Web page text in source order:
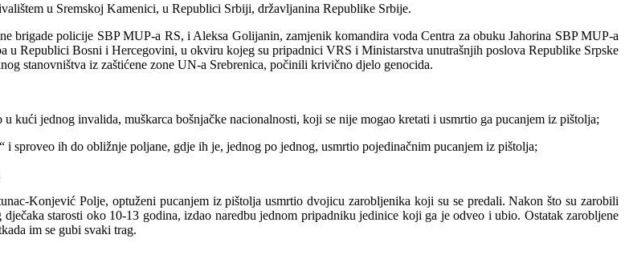
u Sremskoj Kamenici, u Republici Srbiji, državljanina Republike Srbije.
brigade policije SBP MUP-a RS, i Aleksa Golijanin, zamjenik komandira voda Centra za obuku Jahorina SBP MUP-a
u Republici Bosni i Hercegovini, u okviru kojeg su pripadnici VRS i Ministarstva unutrašnjih poslova Republike Srpske
stanovništva iz zaštićene zone UN-a Srebrenica, počinili krivično djelo genocida.
jednog invalida, muškarca bošnjačke nacionalnosti, koji se nije mogao kretati i usmrtio ga pucanjem iz pištolja;
ih do obližnje poljane, gdje ih je, jednog po jednog, usmrtio pojedinačnim pucanjem iz pištolja;
Polje, optuženi pucanjem iz pištolja usmrtio dvojicu zarobljenika koji su se predali. Nakon što su zarobili
starosti oko 10-13 godina, izdao naredbu jednom pripadniku jedinice koji ga je odveo i ubio. Ostatak zarobljene
im se gubi svaki trag.